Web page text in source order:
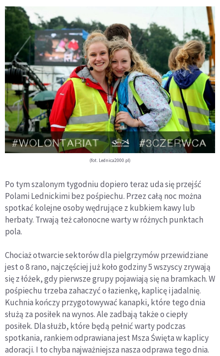
(fot. Lednica2000.pl)
Po tym szalonym tygodniu dopiero teraz uda się przejść
Polami Lednickimi bez pośpiechu. Przez całą noc można
spotkać kolejne osoby wędrujące z kubkiem kawy lub
herbaty. Trwają też całonocne warty w różnych punktach
pola.
Chociaż otwarcie sektorów dla pielgrzymów przewidziane
jest o 8 rano, najczęściej już koło godziny 5 wszyscy zrywają
się z łóżek, gdy pierwsze grupy pojawiają się na bramkach. W
pośpiechu trzeba zahaczyć o łazienkę, kaplicę i jadalnię.
Kuchnia kończy przygotowywać kanapki, które tego dnia
służą za posiłek na wynos. Ale zadbają także o ciepły
posiłek. Dla służb, które będą pełnić warty podczas
spotkania, rankiem odprawiana jest Msza Święta w kaplicy
adoracji. I to chyba najważniejsza nasza odprawa tego dnia.